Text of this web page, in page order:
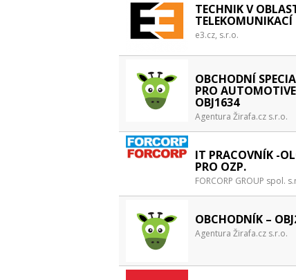
TECHNIK V
TELEKOMUNIKACÍ
e3.cz, s.r.o.
OBCHODNÍ
PRO
OBJ1634
Agentura Žirafa.cz s.r.o.
IT PRACOVNÍK -
PRO OZP.
FORCORP GROUP spol.
OBCHODNÍK –
Agentura Žirafa.cz s.r.o.